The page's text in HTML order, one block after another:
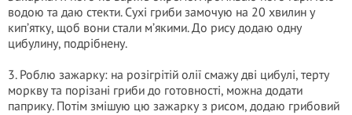
водою та даю стекти. Сухі гриби замочую на 20 хвилин у
кип’ятку, щоб вони стали м’якими. До рису додаю одну
цибулину, подрібнену.
3. Роблю зажарку: на розігрітій олії смажу дві цибулі, терту
моркву та порізані гриби до готовності, можна додати
паприку. Потім змішую цю зажарку з рисом, додаю грибовий